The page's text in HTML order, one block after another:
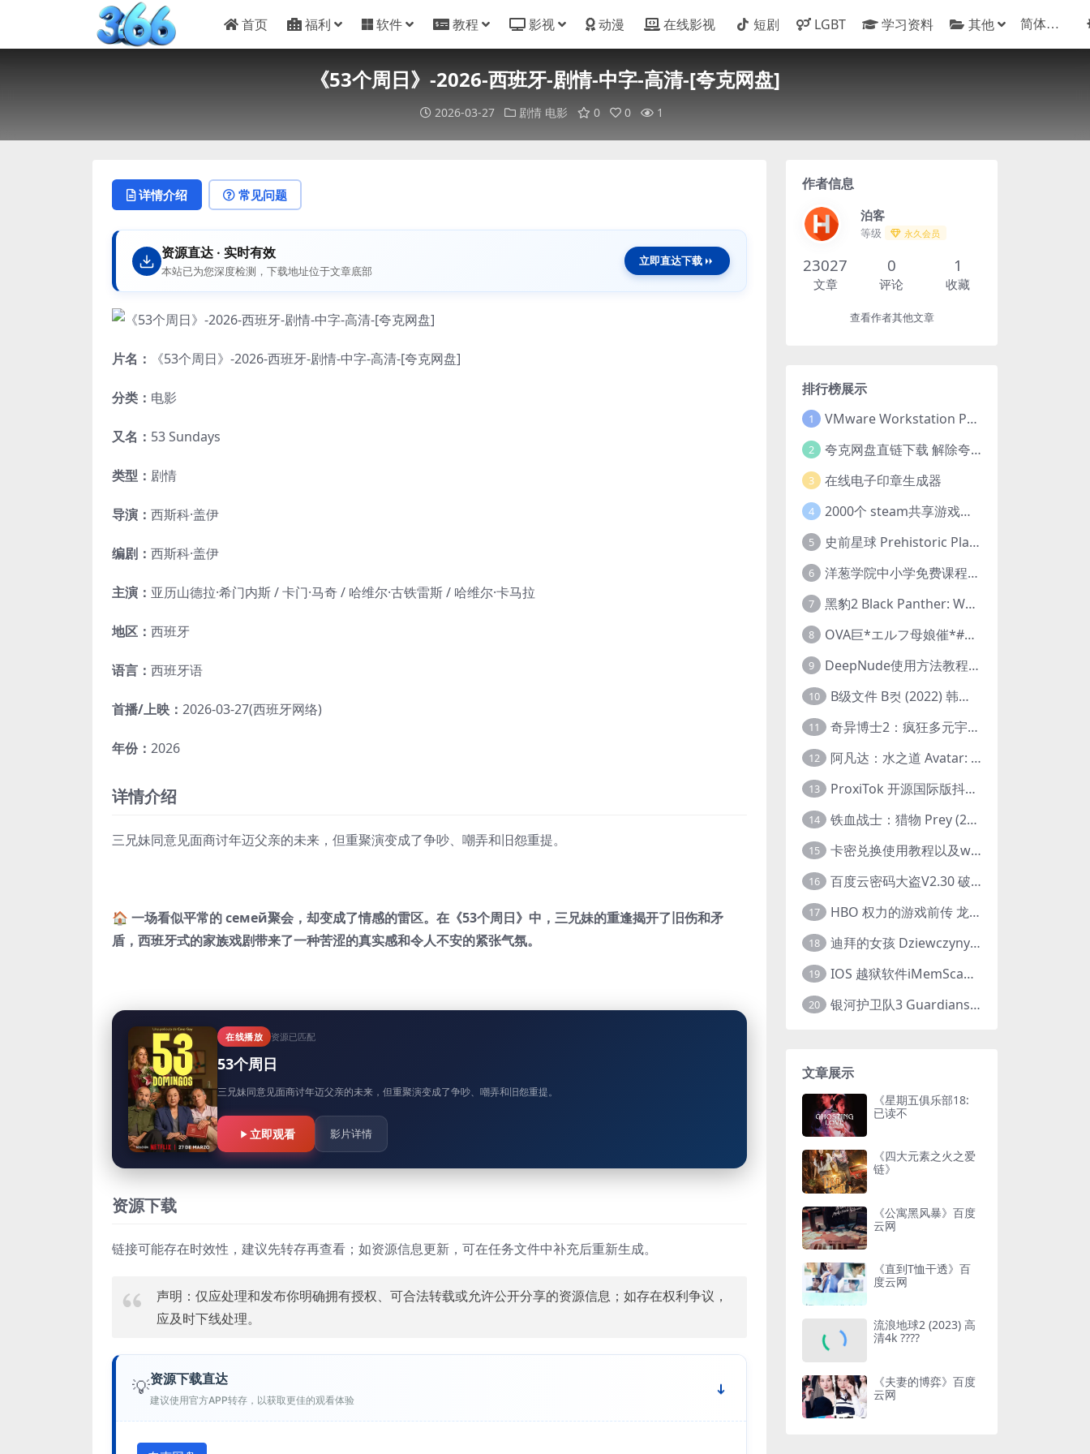
首页 福利 软件 教程 影视 动漫 在线影视 短剧 LGBT 学习资料 其他
《53个周日》-2026-西班牙-剧情-中字-高清-[夸克网盘]
2026-03-27 剧情 电影 0 0 1
详情介绍 常见问题
资源直达 · 实时有效
本站已为您深度检测，下载地址位于文章底部
立即直达下载
片名： 《53个周日》-2026-西班牙-剧情-中字-高清-[夸克网盘]
分类： 电影
又名： 53 Sundays
类型： 剧情
导演： 西斯科·盖伊
编剧： 西斯科·盖伊
主演： 亚历山德拉·希门内斯 / 卡门·马奇 / 哈维尔·古铁雷斯 / 哈维尔·卡马拉
地区： 西班牙
语言： 西班牙语
首播/上映： 2026-03-27(西班牙网络)
年份： 2026
详情介绍
三兄妹同意见面商讨年迈父亲的未来，但重聚演变成了争吵、嘲弄和旧怨重提。
🏠 一场看似平常的 семей聚会，却变成了情感的雷区。在《53个周日》中，三兄妹的重逢揭开了旧伤和矛
盾，西班牙式的家族戏剧带来了一种苦涩的真实感和令人不安的紧张气氛。
在线播放 资源已匹配
53个周日
三兄妹同意见面商讨年迈父亲的未来，但重聚演变成了争吵、嘲弄和旧怨重提。
立即观看 影片详情
资源下载
链接可能存在时效性，建议先转存再查看；如资源信息更新，可在任务文件中补充后重新生成。
声明：仅应处理和发布你明确拥有授权、可合法转载或允许公开分享的资源信息；如存在权利争议，
应及时下线处理。
💡资源下载直达
建议使用官方APP转存，以获取更佳的观看体验
作者信息
泊客
等级 永久会员
23027
文章
0
评论
1
收藏
查看作者其他文章
排行榜展示
1 VMware Workstation Pro 16 永久激活密钥(序列号)
2 夸克网盘直链下载 解除夸克网盘下载限制 油猴脚本
3 在线电子印章生成器
4 2000个 steam共享游戏账号 离线steam账号分享
5 史前星球 Prehistoric Planet (2022) 中字 1080p 高清 阿里云盘 2022.5.27已更新全集
6 洋葱学院中小学免费课程集合 云盘下载
7 黑豹2 Black Panther: Wakanda Forever (2022) 高清版
8 OVA巨*エルフ母娘催*#1エルフの国を蹂*する男。汚された女王と姫
9 DeepNude使用方法教程FAQ
10 B级文件 B컷 (2022) 韩国大尺度剧情电影 1080P 中字
11 奇异博士2：疯狂多元宇宙 Doctor Strange in the Multiverse of Madness (2022) 高清版1080p
12 阿凡达：水之道 Avatar: The Way of Water (2022) 1080p 2k 4k 中文字幕
13 ProxiTok 开源国际版抖音TikTok网页版 国内网络直连
14 铁血战士：猎物 Prey (2022) 中英字幕 1080P
15 卡密兑换使用教程以及windows使用教程
16 百度云密码大盗V2.30 破解分享链接提取码
17 HBO 权力的游戏前传 龙之家族 House of the Dragon (2022) 中字 1080P 更新4集
18 迪拜的女孩 Dziewczyny z Dubaju (2021) 1080P 中字
19 IOS 越狱软件iMemScan version1.2.6 游戏内存修改器
20 银河护卫队3 Guardians of the Galaxy Vol. 3 (2023)4K高清资源1080p只分享精品
文章展示
《星期五俱乐部18:
已读不
《四大元素之火之爱
链》
《公寓黑风暴》百度
云网
《直到T恤干透》百
度云网
流浪地球2 (2023) 高
清4k ????
《夫妻的博弈》百度
云网